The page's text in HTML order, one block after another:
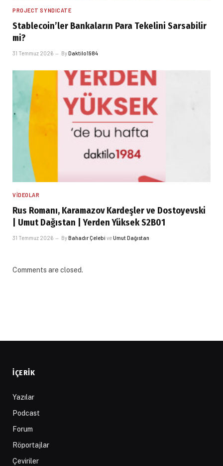
PROJECT SYNDICATE
Stablecoin’ler Bankaların Para Tekelini Sarsabilir
mi?
31 Temmuz 2026 ByDaktilo1984
VIDEOLAR
Rus Romanı, Karamazov Kardeşler ve Dostoyevski
| Umut Dağıstan | Yerden Yüksek S2B01
31 Temmuz 2026 ByBahadır Çelebi veUmut Dağıstan
Comments are closed.
İÇERIK
Yazılar
Podcast
Forum
Röportajlar
Çeviriler